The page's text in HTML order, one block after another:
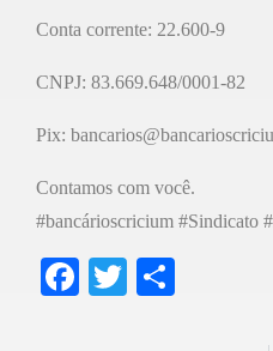
Conta corrente: 22.600-9
CNPJ: 83.669.648/0001-82
Pix:
Contamos com você.
#bancárioscricium #Sindicato
F
T